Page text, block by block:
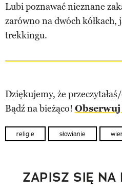
Lubi poznawać nieznane
zarówno na dwóch kółkach,
trekkingu.
Dziękujemy, że
Bądź na bieżąco! Obserwuj
religie słowianie
ZAPISZ SIĘ NA